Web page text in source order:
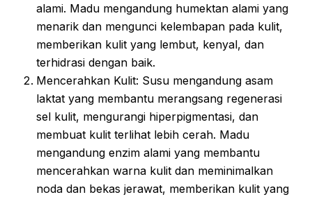
alami. Madu mengandung humektan alami yang
menarik dan mengunci kelembapan pada kulit,
memberikan kulit yang lembut, kenyal, dan
terhidrasi dengan baik.
Mencerahkan Kulit: Susu mengandung asam
laktat yang membantu merangsang regenerasi
sel kulit, mengurangi hiperpigmentasi, dan
membuat kulit terlihat lebih cerah. Madu
mengandung enzim alami yang membantu
mencerahkan warna kulit dan meminimalkan
noda dan bekas jerawat, memberikan kulit yang